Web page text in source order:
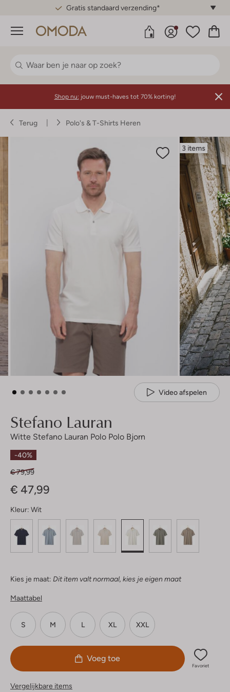
Gratis standaard verzending*
Menu
Shop nu: jouw must-haves tot 70% korting!
Terug Polo's & T-Shirts Heren
3 items
Video afspelen
Stefano Lauran
Witte Stefano Lauran Polo Polo Bjorn
-40%
€ 79,99
€ 47,99
Kleur: Wit
Kies je maat: Dit item valt normaal, kies je eigen maat
Maattabel
S M L XL XXL
Voeg toe
Favoriet
Vergelijkbare items